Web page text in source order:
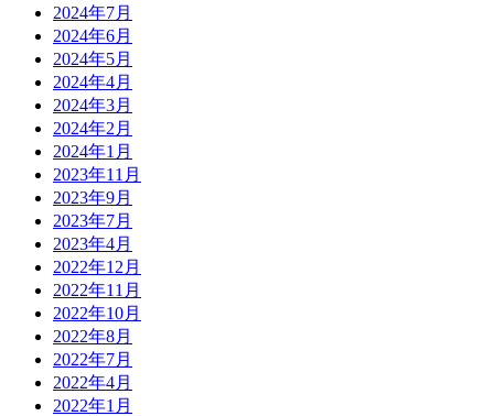
2024年7月
2024年6月
2024年5月
2024年4月
2024年3月
2024年2月
2024年1月
2023年11月
2023年9月
2023年7月
2023年4月
2022年12月
2022年11月
2022年10月
2022年8月
2022年7月
2022年4月
2022年1月